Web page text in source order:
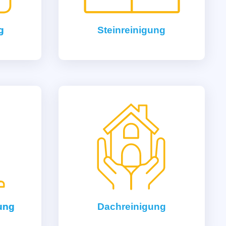
Steinreinigung
Dachreinigung